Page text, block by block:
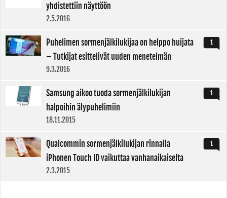
yhdistettiin näyttöön
2.5.2016
1
Puhelimen sormenjälkilukijaa on helppo huijata
– Tutkijat esittelivät uuden menetelmän
9.3.2016
1
Samsung aikoo tuoda sormenjälkilukijan
halpoihin älypuhelimiin
18.11.2015
1
Qualcommin sormenjälkilukijan rinnalla
iPhonen Touch ID vaikuttaa vanhanaikaiselta
2.3.2015